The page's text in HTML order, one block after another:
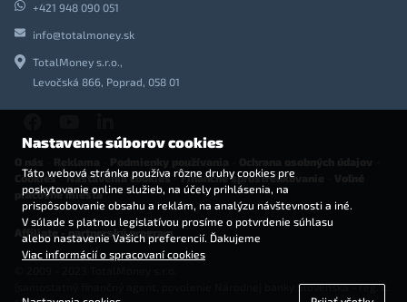
+421 948 090 051
info@totalmoney.sk
TotalMoney s.r.o.,
Levočská 866, Poprad, 058 01
Cookies-Nastavenia cookies -Finančné sprostredkovanie
pracovné miesta
Affiliate - partnerský program
(samostatný finančný agent, povolenie Národnej banky Slovenska - reg. č.
Nastavenie súborov cookies
Táto webová stránka používa rôzne druhy cookies pre
poskytovanie online služieb, na účely prihlásenia, na
prispôsobovanie obsahu a reklám, na analýzu návštevnosti a iné.
V súlade s platnou legislatívou prosíme o potvrdenie súhlasu
alebo nastavenie Vašich preferencií. Ďakujeme
Viac informácií o spracovaní cookies